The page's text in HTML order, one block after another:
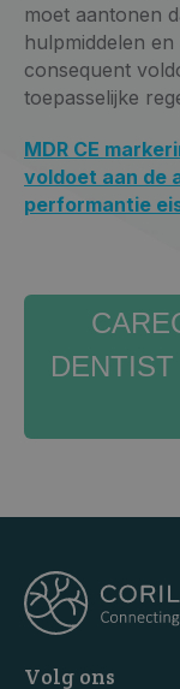
moet aantonen
hulpmiddelen
consequent
toepasselijke
MDR CE
voldoet aan de
performantie
Volg ons